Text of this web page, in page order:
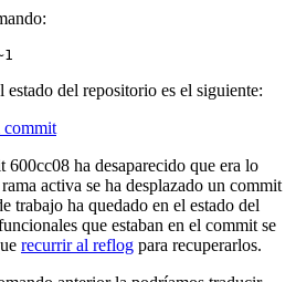
estado del repositorio es el siguiente:
ha desaparecido que era lo
activa se ha desplazado un commit
trabajo ha quedado en el estado del
que estaban en el commit se
recurrir al reflog para recuperarlos.